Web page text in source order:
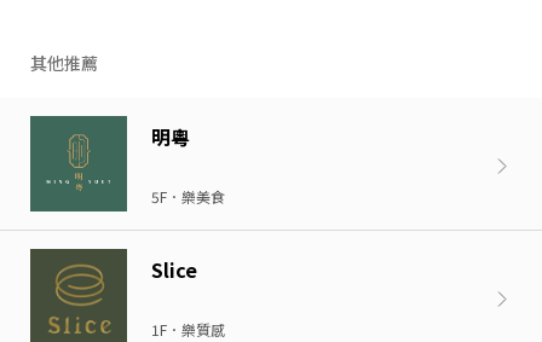
其他推薦
明粵
5F．樂美食
Slice
1F．樂質感